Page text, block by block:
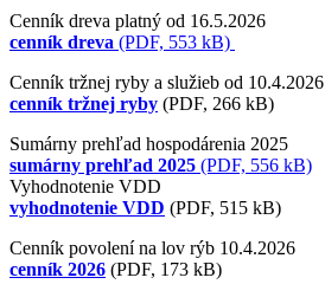
Cenník dreva platný od 16.5.2026
cenník dreva (PDF, 553 kB)
Cenník tržnej ryby a služieb od 10.4.2026
cenník tržnej ryby (PDF, 266 kB)
Sumárny prehľad hospodárenia 2025
sumárny prehľad 2025 (PDF, 556 kB)
Vyhodnotenie VDD
vyhodnotenie VDD (PDF, 515 kB)
Cenník povolení na lov rýb 10.4.2026
cenník 2026 (PDF, 173 kB)